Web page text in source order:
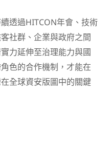
透過HITCON年會、技術
社群、企業與政府之間
力延伸至治理能力與國
色的合作機制，才能在
全球資安版圖中的關鍵